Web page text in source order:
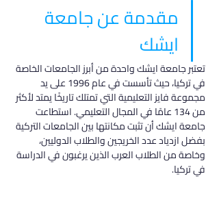
مقدمة عن جامعة
ايشك
تعتبر جامعة ايشك واحدة من أبرز الجامعات الخاصة
في تركيا، حيث تأسست في عام 1996 على يد
مجموعة فايز التعليمية التي تمتلك تاريخًا يمتد لأكثر
من 134 عامًا في المجال التعليمي. استطاعت
جامعة ايشك أن تثبت مكانتها بين الجامعات التركية
بفضل ازدياد عدد الخريجين والطلاب الدوليين،
وخاصة من الطلاب العرب الذين يرغبون في الدراسة
في تركيا.